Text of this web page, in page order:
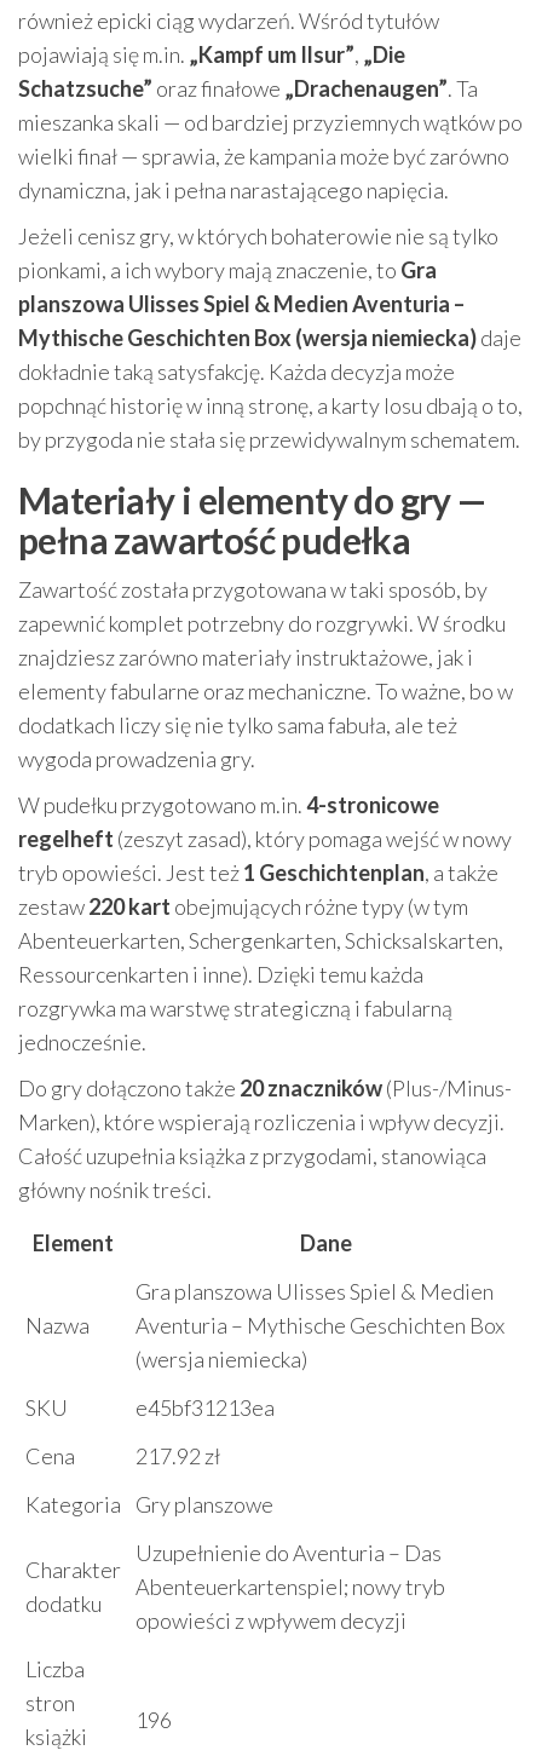
również epicki ciąg wydarzeń. Wśród tytułów
pojawiają się m.in. „Kampf um Ilsur”, „Die
Schatzsuche” oraz finałowe „Drachenaugen”. Ta
mieszanka skali — od bardziej przyziemnych wątków po
wielki finał — sprawia, że kampania może być zarówno
dynamiczna, jak i pełna narastającego napięcia.
Jeżeli cenisz gry, w których bohaterowie nie są tylko
pionkami, a ich wybory mają znaczenie, to Gra
planszowa Ulisses Spiel & Medien Aventuria –
Mythische Geschichten Box (wersja niemiecka)daje
dokładnie taką satysfakcję. Każda decyzja może
popchnąć historię w inną stronę, a karty losu dbają o to,
by przygoda nie stała się przewidywalnym schematem.
Materiały i elementy do gry —
pełna zawartość pudełka
Zawartość została przygotowana w taki sposób, by
zapewnić komplet potrzebny do rozgrywki. W środku
znajdziesz zarówno materiały instruktażowe, jak i
elementy fabularne oraz mechaniczne. To ważne, bo w
dodatkach liczy się nie tylko sama fabuła, ale też
wygoda prowadzenia gry.
W pudełku przygotowano m.in.4-stronicowe
regelheft (zeszyt zasad), który pomaga wejść w nowy
tryb opowieści. Jest też1 Geschichtenplan, a także
zestaw220 kart obejmujących różne typy (w tym
Abenteuerkarten, Schergenkarten, Schicksalskarten,
Ressourcenkarten i inne). Dzięki temu każda
rozgrywka ma warstwę strategiczną i fabularną
jednocześnie.
Do gry dołączono także 20 znaczników(Plus-/Minus-
Marken), które wspierają rozliczenia i wpływ decyzji.
Całość uzupełnia książka z przygodami, stanowiąca
główny nośnik treści.
Element
Dane
Nazwa
Gra planszowa Ulisses Spiel & Medien
Aventuria – Mythische Geschichten Box
(wersja niemiecka)
SKU
e45bf31213ea
Cena
217.92 zł
Kategoria
Gry planszowe
Charakter
dodatku
Uzupełnienie do Aventuria – Das
Abenteuerkartenspiel; nowy tryb
opowieści z wpływem decyzji
Liczba
stron
książki
196